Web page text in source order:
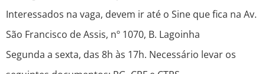
Interessados na vaga, devem ir até o Sine que fica na Av.
São Francisco de Assis, nº 1070, B. Lagoinha
Segunda a sexta, das 8h às 17h. Necessário levar os